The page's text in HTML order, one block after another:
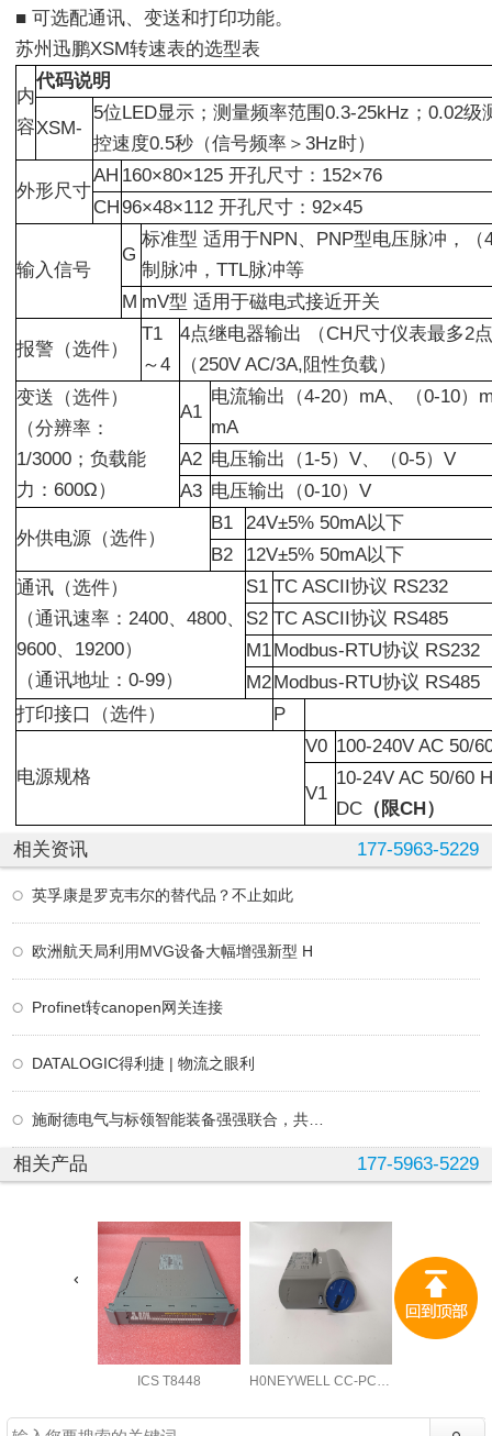
■ 可选配通讯、变送和打印功能。
苏州迅鹏XSM转速表的选型表
内
容
代码说明
XSM-
5位LED显示；测量频率范围0.3-25kHz；0.02级
控速度0.5秒（信号频率＞3Hz时）
外形尺寸
AH 160×80×125 开孔尺寸：152×76
CH 96×48×112 开孔尺寸：92×45
输入信号
G
标准型 适用于NPN、PNP型电压脉冲，（
制脉冲，TTL脉冲等
M mV型 适用于磁电式接近开关
报警（选件）
T1
～4
4点继电器输出 （CH尺寸仪表最多2
（250V AC/3A,阻性负载）
变送（选件）
（分辨率：
1/3000；负载能
力：600Ω）
A1
电流输出（4-20）mA、（0-10）
mA
A2 电压输出（1-5）V、（0-5）V
A3 电压输出（0-10）V
外供电源（选件）
B1
24V±5% 50mA以下
B2
12V±5% 50mA以下
通讯（选件）
（通讯速率：2400、4800、
9600、19200）
（通讯地址：0-99）
S1 TC ASCII协议 RS232
S2 TC ASCII协议 RS485
M1 Modbus-RTU协议 RS232
M2 Modbus-RTU协议 RS485
打印接口（选件）
P
电源规格
V0 100-240V AC 50/
V1
10-24V AC 50/60
DC （限CH）
相关资讯
177-5963-5229
英孚康是罗克韦尔的替代品？不止如此
欧洲航天局利用MVG设备大幅增强新型 H
Profinet转canopen网关连接
DATALOGIC得利捷 | 物流之眼利
施耐德电气与标领智能装备强强联合，共创电
相关产品 177-5963-5229
ICS T8448 H0NEYWELL CC-PCNT02